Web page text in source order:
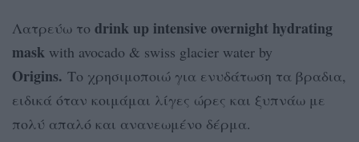
Λατρεύω το drink up intensive overnight hydrating
mask with avocado & swiss glacier water by
Origins. Το χρησιμοποιώ για ενυδάτωση τα βραδια,
ειδικά όταν κοιμάμαι λίγες ώρες και ξυπνάω με
πολύ απαλό και ανανεωμένο δέρμα.